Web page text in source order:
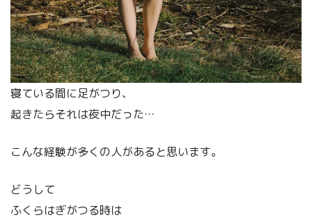
寝ている間に足がつり、
起きたらそれは夜中だった…
こんな経験が多くの人があると思います。
どうして
ふくらはぎがつる時は